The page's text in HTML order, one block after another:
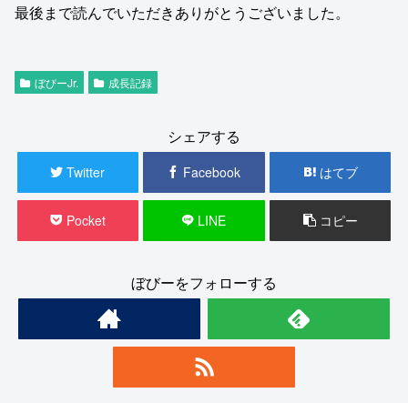
最後まで読んでいただきありがとうございました。
ぼびーJr. 成長記録
シェアする
Twitter Facebook はてブ
Pocket LINE コピー
ぼびーをフォローする